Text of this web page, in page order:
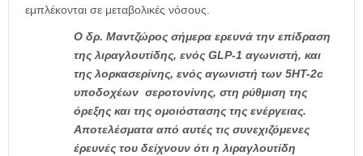
εμπλέκονται σε μεταβολικές νόσους.
Ο δρ. Μαντζώρος σήμερα ερευνά την επίδραση
της λιραγλουτίδης, ενός GLP-1 αγωνιστή, και
της λορκασερίνης, ενός αγωνιστή των 5HT-2c
υποδοχέων σεροτονίνης, στη ρύθμιση της
όρεξης και της ομοιόστασης της ενέργειας.
Αποτελέσματα από αυτές τις συνεχιζόμενες
έρευνές του δείχνουν ότι η λιραγλουτίδη